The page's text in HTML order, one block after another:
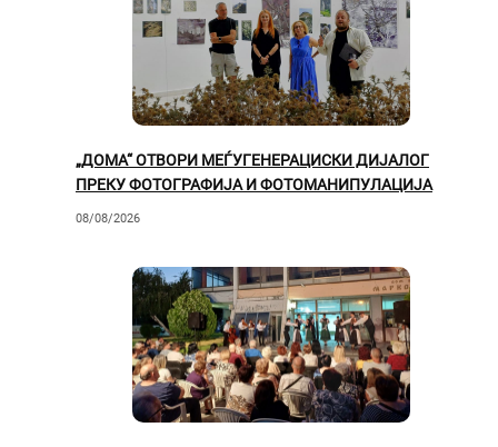
„ДОМА“ ОТВОРИ МЕЃУГЕНЕРАЦИСКИ ДИЈАЛОГ
ПРЕКУ ФОТОГРАФИЈА И ФОТОМАНИПУЛАЦИЈА
08/08/2026